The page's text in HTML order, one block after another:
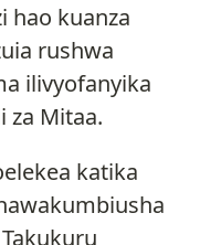
hao kuanza
rushwa
ilivyofanyika
za Mitaa.
katika